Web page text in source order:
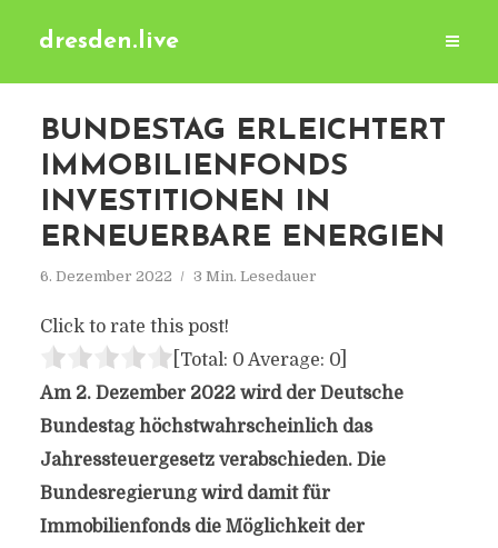
dresden.live
BUNDESTAG ERLEICHTERT
IMMOBILIENFONDS
INVESTITIONEN IN
ERNEUERBARE ENERGIEN
6. Dezember 2022 3 Min. Lesedauer
Click to rate this post!
[Total: 0 Average: 0]
Am 2. Dezember 2022 wird der Deutsche
Bundestag höchstwahrscheinlich das
Jahressteuergesetz verabschieden. Die
Bundesregierung wird damit für
Immobilienfonds die Möglichkeit der